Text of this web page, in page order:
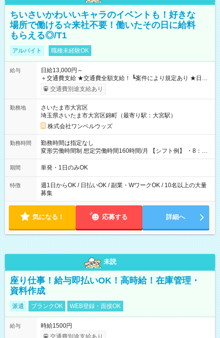
ちいさいかわいいキャラのイベントも！好きな
場所で働ける☆来社不要！働いたその日に給料
もらえる◎/T1
アルバイト 職種未経験OK
給与
日給13,000円～
＋交通費支給 ★交通費全額支給！ ┗案件により規定あり ★日払
いOK！（規定あり） ┗働いたその日に現金GET♪ お仕事後はコ
ンビニATMから 日払い分を引き落とせます！ 【試用期間】試
交通費別途支給あり
勤務地
さいたま市大宮区
埼玉県さいたま市大宮区錦町（最寄り駅：大宮駅）
株式会社ワンベルウッズ
勤務時間
勤務時間は指定なし
変形労働時間制 想定労働時間160時間/月 【シフト例】 ・8：00
～21：00
期間 単発・1日のみOK
特徴
週1日からOK / 日払いOK / 副業・WワークOK / 10名以上の大量
募集
気になる！ 応募する 詳細へ
未読
座り仕事！給与即払いOK！高時給！在庫管理・
資料作成
派遣 ブランクOK WEB登録・面接OK
給与
時給1500円
交通費別途支給あり